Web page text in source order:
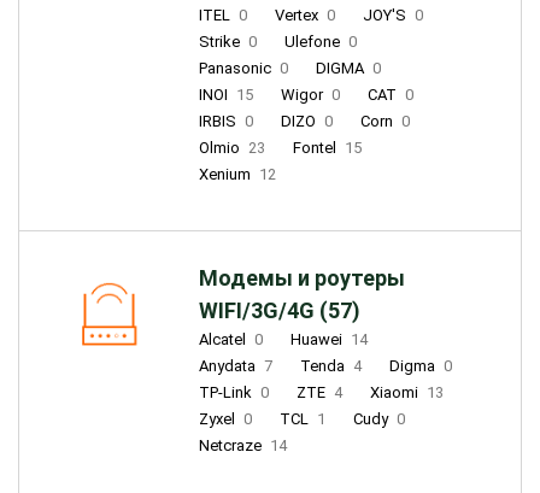
ITEL 0 Vertex 0 JOY'S 0
Strike 0 Ulefone 0
Panasonic 0 DIGMA 0
INOI 15 Wigor 0 CAT 0
IRBIS 0 DIZO 0 Corn 0
Olmio 23 Fontel
15
Xenium 12
Модемы и роутеры
WIFI/3G/4G (57)
Alcatel 0 Huawei 14
Anydata 7 Tenda 4 Digma 0
TP-Link 0 ZTE 4 Xiaomi 13
Zyxel
0 TCL 1 Cudy 0
Netcraze 14